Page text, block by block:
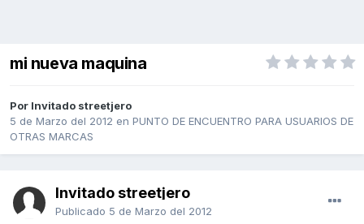
mi nueva maquina
Por Invitado streetjero
5 de Marzo del 2012 en PUNTO DE ENCUENTRO PARA USUARIOS DE
OTRAS MARCAS
Invitado streetjero
Publicado 5 de Marzo del 2012